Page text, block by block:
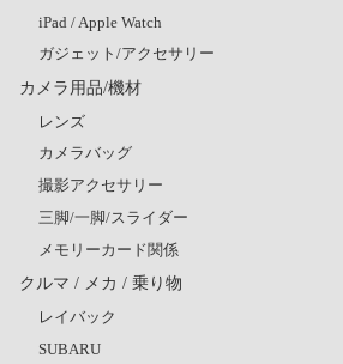
iPad / Apple Watch
ガジェット/アクセサリー
カメラ用品/機材
レンズ
カメラバッグ
撮影アクセサリー
三脚/一脚/スライダー
メモリーカード関係
クルマ / メカ / 乗り物
レイバック
SUBARU